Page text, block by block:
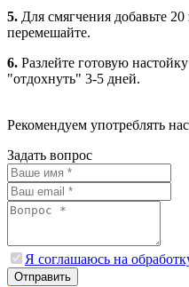
5. Для смягчения добавьте
перемешайте.
6. Разлейте готовую
"отдохнуть" 3-5 дней.
Рекомендуем употреблять
Задать вопрос
Я соглашаюсь на
Отправить